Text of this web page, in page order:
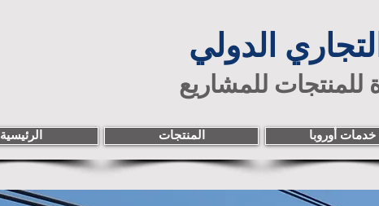
الدولي
للمشاريع
الرئيسية المنتجات خدمات أوروبا